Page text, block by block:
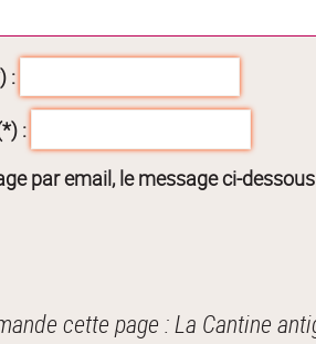
:
:
par email, le message ci-
cette page : La Cantine